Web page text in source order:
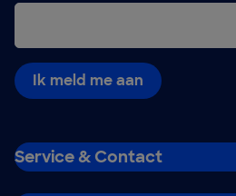
Ik meld me aan
Service & Contact